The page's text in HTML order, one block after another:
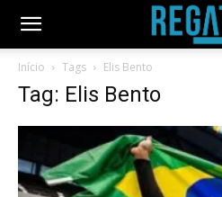
Início Tags Elis Bento
Tag: Elis Bento